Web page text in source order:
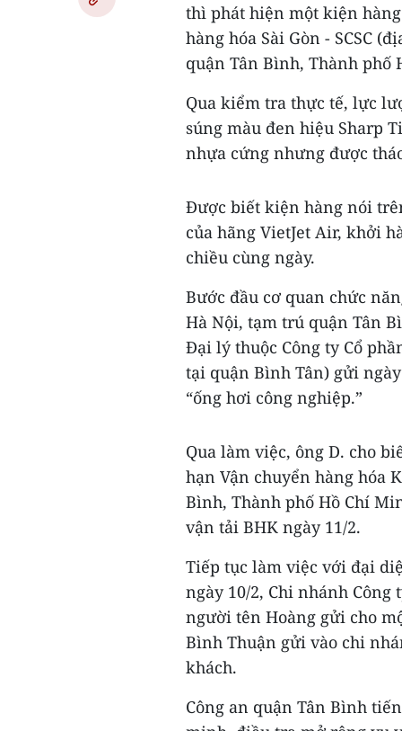
thì phát hiện một kiện
hàng hóa Sài Gòn - SCSC
quận Tân Bình, Thành phố
Qua kiểm tra thực tế, lực
súng màu đen hiệu Sharp
nhựa cứng nhưng được
Được biết kiện hàng nói
của hãng VietJet Air, khởi
chiều cùng ngày.
Bước đầu cơ quan chức
Hà Nội, tạm trú quận Tân
Đại lý thuộc Công ty Cổ
tại quận Bình Tân) gửi
“ống hơi công nghiệp.”
Qua làm việc, ông D. cho
hạn Vận chuyển hàng hóa
Bình, Thành phố Hồ Chí
vận tải BHK ngày 11/2.
Tiếp tục làm việc với đại
ngày 10/2, Chi nhánh
người tên Hoàng gửi cho
Bình Thuận gửi vào chi
khách.
Công an quận Tân Bình